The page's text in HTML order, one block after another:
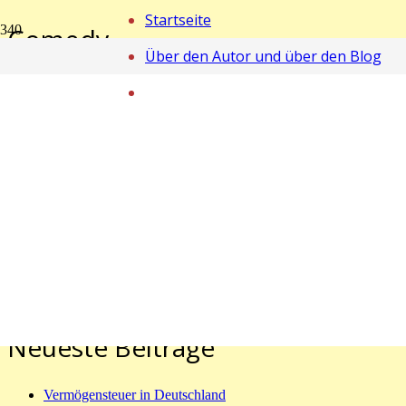
Startseite
Über den Autor und über den Blog
Comedy
Neueste Beiträge
Vermögensteuer in Deutschland